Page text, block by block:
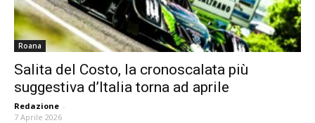
Roana
Salita del Costo, la cronoscalata più
suggestiva d’Italia torna ad aprile
Redazione -
7 Aprile 2026